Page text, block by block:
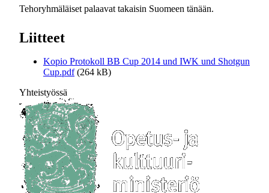
Tehoryhmäläiset palaavat takaisin Suomeen tänään.
Liitteet
Kopio Protokoll BB Cup 2014 und IWK und Shotgun
Cup.pdf (264 kB)
Yhteistyössä